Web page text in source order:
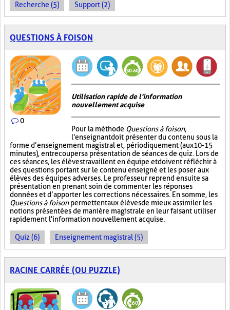
Recherche (5) Support (2)
QUESTIONS À FOISON
0
Utilisation rapide de l'information
nouvellement acquise
Pour la méthode Questions à foison,
l'enseignant doit présenter du contenu sous la
forme d’enseignement magistral et, périodiquement (aux 10-15
minutes), entrecouper sa présentation de séances de quiz. Lors de
ces séances, les élèves travaillent en équipe et doivent réfléchir à
des questions portant sur le contenu enseigné et les poser aux
élèves des équipes adverses. Le professeur reprend ensuite sa
présentation en prenant soin de commenter les réponses
données et d’apporter les corrections nécessaires. En somme, les
Questions à foisonpermettent aux élèves de mieux assimiler les
notions présentées de manière magistrale en leur faisant utiliser
rapidement l'information nouvellement acquise.
Quiz (6) Enseignement magistral (5)
RACINE CARRÉE (OU PUZZLE)